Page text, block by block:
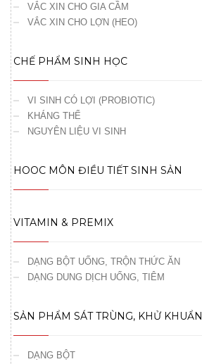
VẮC XIN CHO GIA CẦM
VẮC XIN CHO LỢN (HEO)
CHẾ PHẨM SINH HỌC
VI SINH CÓ LỢI (PROBIOTIC)
KHÁNG THỂ
NGUYÊN LIỆU VI SINH
HOOC MÔN ĐIỀU TIẾT SINH SẢN
VITAMIN & PREMIX
DẠNG BỘT UỐNG, TRỘN THỨC ĂN
DẠNG DUNG DỊCH UỐNG, TIÊM
SẢN PHẨM SÁT TRÙNG, KHỬ KHUẨN
DẠNG BỘT